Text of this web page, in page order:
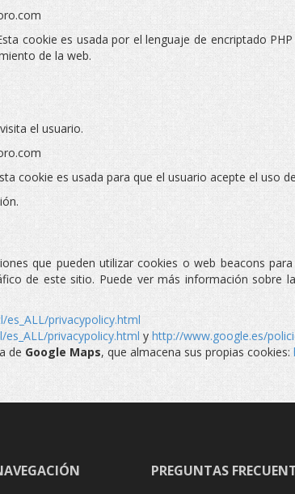
cookie es usada por el lenguaje de encriptado
de la web.
el usuario.
cookie es usada para que el usuario acepte el uso
que pueden utilizar cookies o web beacons
de este sitio. Puede ver más información sobre
privacypolicy.html
privacypolicy.html y http://www.google.es/
de Google Maps, que almacena sus propias cookies:
PREGUNTAS